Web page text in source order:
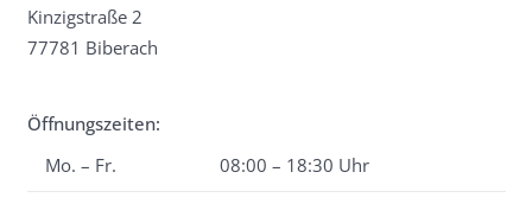
Kinzigstraße 2
77781 Biberach
Öffnungszeiten:
Mo. – Fr.
08:00 – 18:30 Uhr